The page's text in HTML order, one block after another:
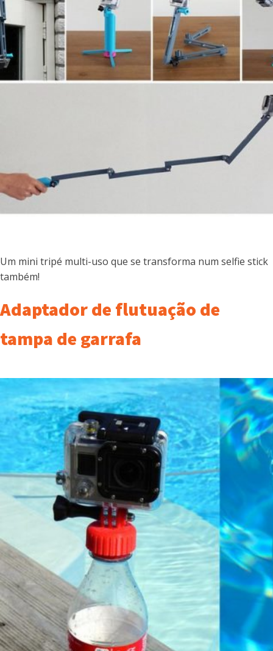
Um mini tripé multi-uso que se transforma num selfie stick
também!
Adaptador de flutuação de
tampa de garrafa